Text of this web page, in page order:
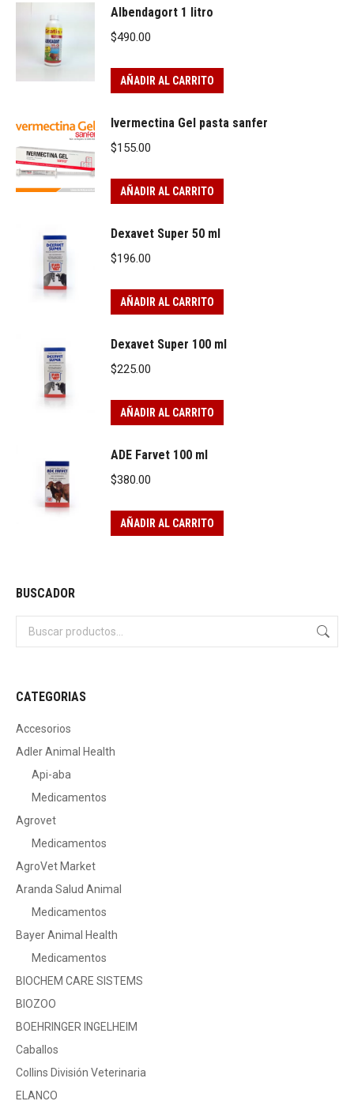
Albendagort 1 litro
$490.00
AÑADIR AL CARRITO
Ivermectina Gel pasta sanfer
$155.00
AÑADIR AL CARRITO
Dexavet Super 50 ml
$196.00
AÑADIR AL CARRITO
Dexavet Super 100 ml
$225.00
AÑADIR AL CARRITO
ADE Farvet 100 ml
$380.00
AÑADIR AL CARRITO
BUSCADOR
CATEGORIAS
Accesorios
Adler Animal Health
Api-aba
Medicamentos
Agrovet
Medicamentos
AgroVet Market
Aranda Salud Animal
Medicamentos
Bayer Animal Health
Medicamentos
BIOCHEM CARE SISTEMS
BIOZOO
BOEHRINGER INGELHEIM
Caballos
Collins División Veterinaria
ELANCO